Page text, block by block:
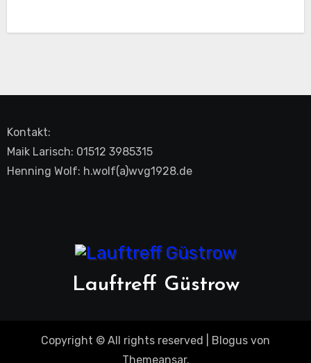
Kontakt:
Maik Larisch: 01512 3985315
Henning Wolf: h.wolf(a)wvg1928.de
Lauftreff Güstrow
Copyright © All rights reserved Blogus von
Themeansar.